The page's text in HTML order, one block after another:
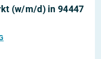
(w/m/d) in 94447